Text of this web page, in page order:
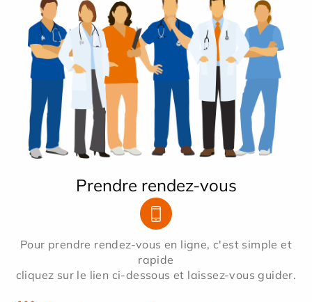
Prendre rendez-vous
Pour prendre rendez-vous en ligne, c'est simple et
rapide
cliquez sur le lien ci-dessous et laissez-vous guider.